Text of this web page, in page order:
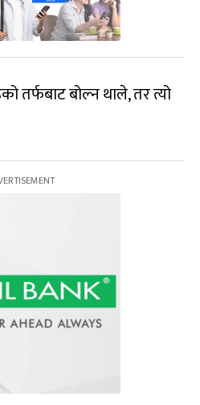
तर्फबाट बोल्न थाले, तर त्यो